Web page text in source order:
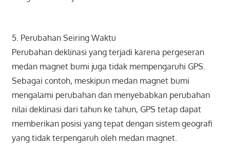
5. Perubahan Seiring Waktu
Perubahan deklinasi yang terjadi karena pergeseran
medan magnet bumi juga tidak mempengaruhi GPS.
Sebagai contoh, meskipun medan magnet bumi
mengalami perubahan dan menyebabkan perubahan
nilai deklinasi dari tahun ke tahun, GPS tetap dapat
memberikan posisi yang tepat dengan sistem geografi
yang tidak terpengaruh oleh medan magnet.